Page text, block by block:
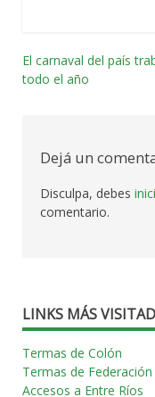
Navegación
entradas
El carnaval del país
todo el año
Dejá un
Disculpa, debes
comentario.
LINKS MÁS
Termas de Colón
Termas de Federación
Accesos a Entre Ríos